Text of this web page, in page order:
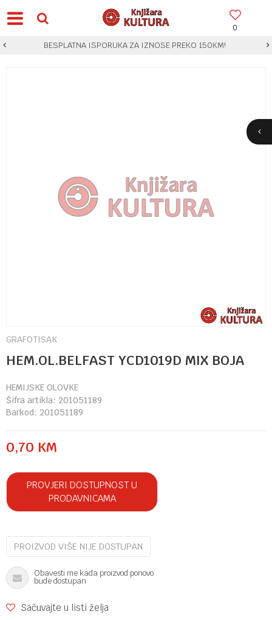
0
BESPLATNA ISPORUKA ZA IZNOSE PREKO 150KM!
GRAFOTISAK
HEM.OL.BELFAST YCD1019D MIX BOJA
HEMIJSKE OLOVKE
Šifra artikla: 201051189
Barkod: 201051189
0,70 KM
PROVJERI DOSTUPNOST U
PRODAVNICAMA
PROIZVOD VIŠE NIJE DOSTUPAN
Obavesti me kada proizvod ponovo
bude dostupan
Sačuvajte u listi želja